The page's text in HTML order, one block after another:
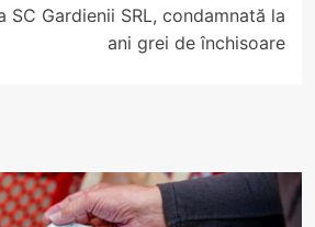
SC Gardienii SRL, condamnată la
ani grei de închisoare